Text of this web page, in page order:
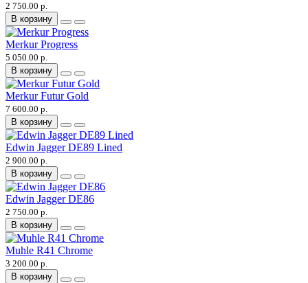
2 750.00 р.
В корзину
Merkur Progress
5 050.00 р.
В корзину
Merkur Futur Gold
7 600.00 р.
В корзину
Edwin Jagger DE89 Lined
2 900.00 р.
В корзину
Edwin Jagger DE86
2 750.00 р.
В корзину
Muhle R41 Chrome
3 200.00 р.
В корзину